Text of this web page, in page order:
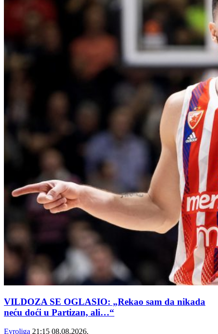
VILDOZA SE OGLASIO: „Rekao sam da nikada
neću doći u Partizan, ali…“
Evroliga 21:15 08.08.2026.